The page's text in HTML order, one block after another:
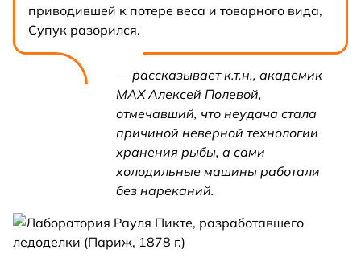
приводившей к потере веса и товарного вида,
Супук разорился.
— рассказывает к.т.н., академик
МАХ Алексей Полевой,
отмечавший, что неудача стала
причиной неверной технологии
хранения рыбы, а сами
холодильные машины работали
без нареканий.